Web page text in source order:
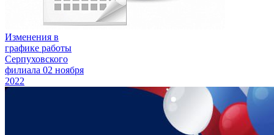
Изменения в
графике работы
Серпуховского
филиала 02 ноября
2022